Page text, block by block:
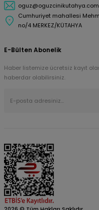
oguz@oguzcinikutahya.com
Cumhuriyet mahallesi
no/4 MERKEZ/KÜTAHYA
E-Bülten Abonelik
Haber listemize ücretsiz kayıt
haberdar olabilirsiniz.